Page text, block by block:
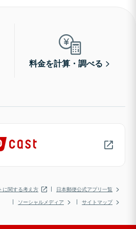
料金を計算・調べる
に関する考え方
日本郵便公式アプリ一覧
ソーシャルメディア
サイトマップ